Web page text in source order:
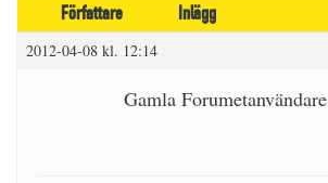
Författare Inlägg
2012-04-08 kl. 12:14
Gamla Forumetanvändare